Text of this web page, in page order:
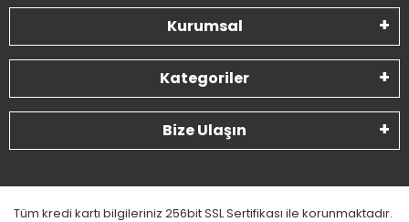
Kurumsal
Kategoriler
Bize Ulaşın
Tüm kredi kartı bilgileriniz 256bit SSL Sertifikası ile korunmaktadır.